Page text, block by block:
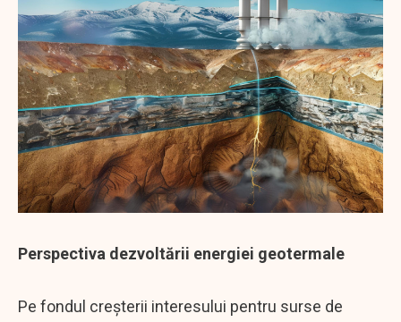
Perspectiva dezvoltării energiei geotermale
Pe fondul creșterii interesului pentru surse de